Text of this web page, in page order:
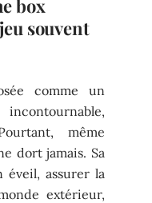
box
souvent
comme un
même
dort jamais. Sa
éveil, assurer la
extérieur,